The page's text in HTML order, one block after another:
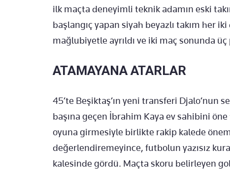
ilk maçta deneyimli teknik adamın eski
başlangıç yapan siyah beyazlı takım her
mağlubiyetle ayrıldı ve iki maç sonunda üç
ATAMAYANA ATARLAR
45’te Beşiktaş’ın yeni transferi Djalo’nun
başına geçen İbrahim Kaya ev sahibini öne
oyuna girmesiyle birlikte rakip kalede
değerlendiremeyince, futbolun yazısız
kalesinde gördü. Maçta skoru belirleyen